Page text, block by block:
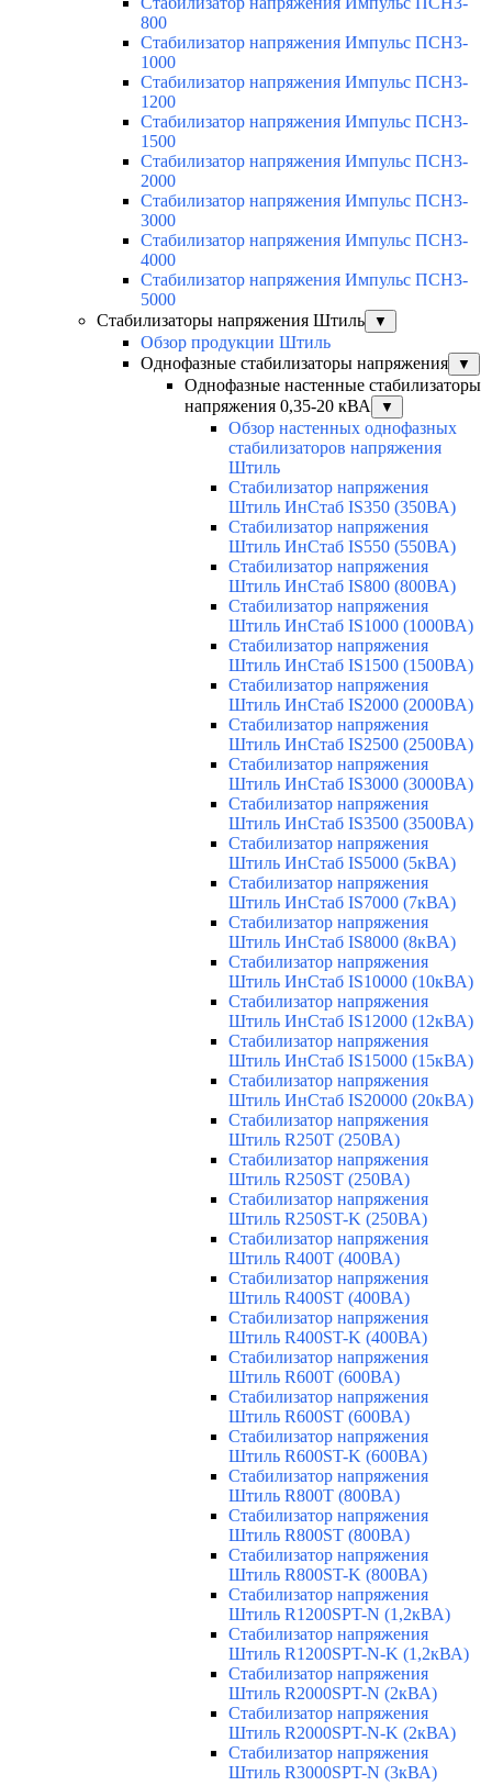
800
Стабилизатор напряжения Импульс ПСН3-
1000
Стабилизатор напряжения Импульс ПСН3-
1200
Стабилизатор напряжения Импульс ПСН3-
1500
Стабилизатор напряжения Импульс ПСН3-
2000
Стабилизатор напряжения Импульс ПСН3-
3000
Стабилизатор напряжения Импульс ПСН3-
4000
Стабилизатор напряжения Импульс ПСН3-
5000
Стабилизаторы напряжения Штиль
▼
Обзор продукции Штиль
Однофазные стабилизаторы напряжения
▼
Однофазные настенные стабилизаторы
напряжения 0,35-20 кВА
▼
Обзор настенных однофазных
стабилизаторов напряжения
Штиль
Стабилизатор напряжения
Штиль ИнСтаб IS350 (350ВА)
Стабилизатор напряжения
Штиль ИнСтаб IS550 (550ВА)
Стабилизатор напряжения
Штиль ИнСтаб IS800 (800ВА)
Стабилизатор напряжения
Штиль ИнСтаб IS1000 (1000ВА)
Стабилизатор напряжения
Штиль ИнСтаб IS1500 (1500ВА)
Стабилизатор напряжения
Штиль ИнСтаб IS2000 (2000ВА)
Стабилизатор напряжения
Штиль ИнСтаб IS2500 (2500ВА)
Стабилизатор напряжения
Штиль ИнСтаб IS3000 (3000ВА)
Стабилизатор напряжения
Штиль ИнСтаб IS3500 (3500ВА)
Стабилизатор напряжения
Штиль ИнСтаб IS5000 (5кВА)
Стабилизатор напряжения
Штиль ИнСтаб IS7000 (7кВА)
Стабилизатор напряжения
Штиль ИнСтаб IS8000 (8кВА)
Стабилизатор напряжения
Штиль ИнСтаб IS10000 (10кВА)
Стабилизатор напряжения
Штиль ИнСтаб IS12000 (12кВА)
Стабилизатор напряжения
Штиль ИнСтаб IS15000 (15кВА)
Стабилизатор напряжения
Штиль ИнСтаб IS20000 (20кВА)
Стабилизатор напряжения
Штиль R250T (250ВА)
Стабилизатор напряжения
Штиль R250ST (250ВА)
Стабилизатор напряжения
Штиль R250ST-K (250ВА)
Стабилизатор напряжения
Штиль R400T (400ВА)
Стабилизатор напряжения
Штиль R400ST (400ВА)
Стабилизатор напряжения
Штиль R400ST-K (400ВА)
Стабилизатор напряжения
Штиль R600T (600ВА)
Стабилизатор напряжения
Штиль R600ST (600ВА)
Стабилизатор напряжения
Штиль R600ST-K (600ВА)
Стабилизатор напряжения
Штиль R800T (800ВА)
Стабилизатор напряжения
Штиль R800ST (800ВА)
Стабилизатор напряжения
Штиль R800ST-K (800ВА)
Стабилизатор напряжения
Штиль R1200SPT-N (1,2кВА)
Стабилизатор напряжения
Штиль R1200SPT-N-K (1,2кВА)
Стабилизатор напряжения
Штиль R2000SPT-N (2кВА)
Стабилизатор напряжения
Штиль R2000SPT-N-K (2кВА)
Стабилизатор напряжения
Штиль R3000SPT-N (3кВА)